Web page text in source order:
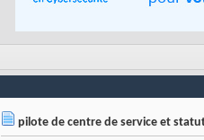
pilote de centre de service et